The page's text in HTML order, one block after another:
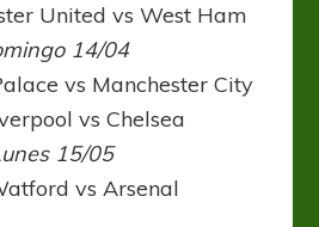
United vs West Ham
14/04
vs Manchester City
vs Chelsea
15/05
vs Arsenal